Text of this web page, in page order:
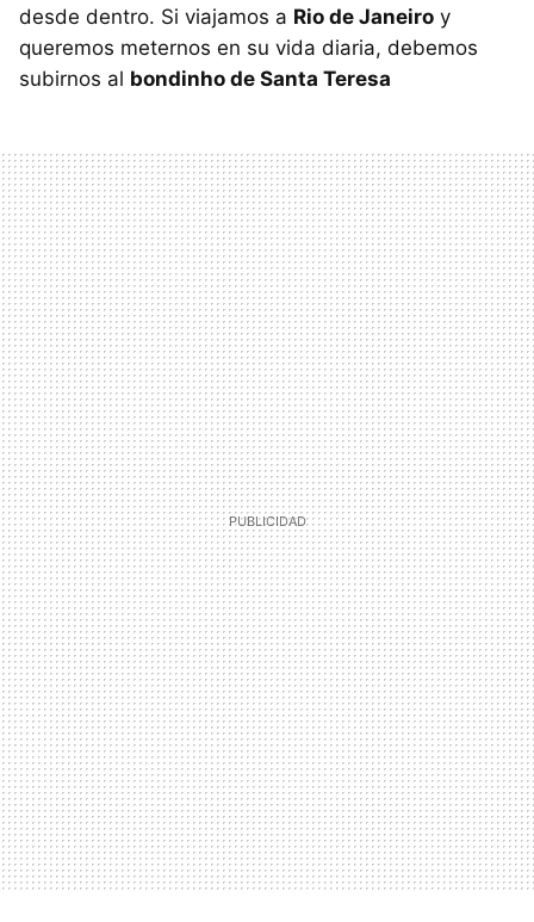
desde dentro. Si viajamos a Rio de Janeiro y
queremos meternos en su vida diaria, debemos
subirnos al bondinho de Santa Teresa